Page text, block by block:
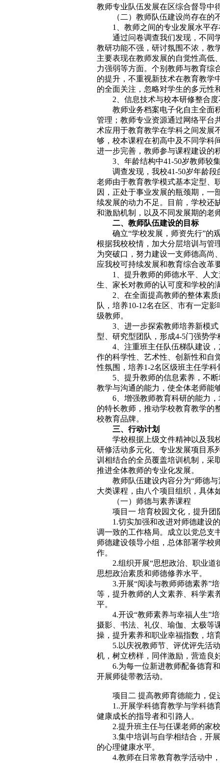
教师专业队伍发展在区综合督导中
（二）教师队伍建设尚存在的
1、教师之间的专业发展水平
通过问卷调查我们发现，不同
教研功能不强，研讨氛围不浓，教
主要表现在教师发展的自觉性高低
力强弱等方面。个别教师与教育综
的提升，不重视新技术在教育教学
的全面关注，忽略对学生的多元性
2、信息技术与校本研修整合
教师业务档案电子化自主全面
管理；教师专业资源通过网络平台
术应用于教育教学在学科之间发展
够，校本课程在初高中及不同学科
进一步完善，教师参与课程建设的
3、年龄结构中41-50岁教师较
调查发现，我校41-50岁年龄
老师由于教育教学模式基本定型、
因，正处于事业发展的瓶颈期，一
续发展的动力不足。目前，学校还
和激励机制，以及不同发展期的老
二、教师队伍建设的目标
确立“学校发展，师资先行”的
根据我校校情，加大分层培训与管
为突破口，努力建设一支师德高尚
应我校可持续发展和教育综合改革
1、提升教师的师德水平、人
生、家长对教师的认可度和学校的
2、在全面提高教师的整体素
队，培养10-12名在区、市有一定
级教师。
3、进一步探索教师培养新模
型、研究型团队，形成4-5门强势学
4、注重班主任队伍梯队建设
作的科学性、艺术性、创新性和自
性氛围，培养1-2名区级班主任学科
5、提升教师的信息素养，不
教学与沟通的能力，使全体老师能
6、增强教师教育科研的能力
的特长教师，推动学校教育教学的
校教育品牌。
三、行动计划
学校根据上级文件精神以及我
研修活动多元化、专业发展项目系
训相结合的全员覆盖培训机制，采
推进全体教师的专业化发展。
教师队伍建设内容分为“师德
大类课程，由八个项目组织，具体
（一）师德与素养课程
项目一 培育校园文化，提升团
1.切实加强和改进对师德建设
调一致的工作格局。成立以党总支
师德建设领导小组，总体部署学校
作。
2.组织开展“思想政治、职业
思想政治素质和师德修养水平。
3.开展“阅读与教师师德素养”
等，提升教师的人文素养、科学素
平。
4.开设“教师素养与幸福人生”
摄影、书法、礼仪、瑜伽、太极等
操，提升素养和职业幸福指数，培
5.以庆祝教师节、评优评先活
机，树立榜样，同伴激励，营造良
6.为每一位新进教师配备德育
开展师徒带教活动。
项目二 提高教师育德能力，促
1..开展学科德育教学与学科德
健康成长的指导者和引路人。
2.提升班主任与任课老师的家
3.集中培训与自学相结合，开
的心理健康水平。
4.教师在日常教育教学活动中